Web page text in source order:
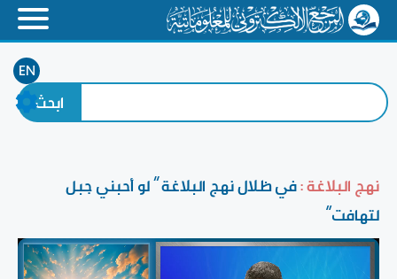
EN
نهج البلاغة :في ظلال نهج البلاغة ” لو أحبني جبل
لتهافت“